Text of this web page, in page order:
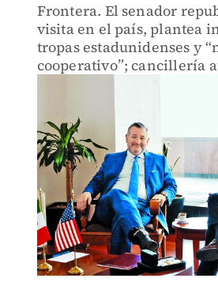
Frontera. El senador
visita en el país, plantea
tropas estadunidenses y
cooperativo”; cancillería
seguridad corresponde